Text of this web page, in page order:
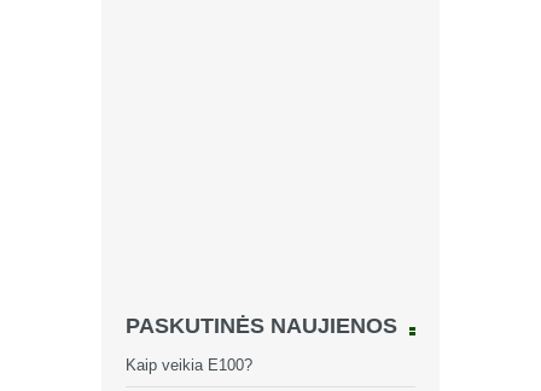
PASKUTINĖS NAUJIENOS
Kaip veikia E100?